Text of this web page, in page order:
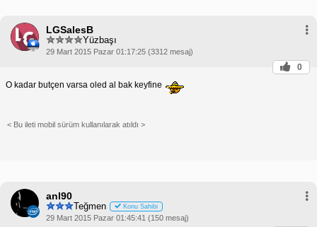
LGSalesB
Yüzbaşı
29 Mart 2015 Pazar 01:17:25 (3312 mesaj)
0
O kadar butçen varsa oled al bak keyfine
< Bu ileti mobil sürüm kullanılarak atıldı >
anl90
Teğmen Konu Sahibi
29 Mart 2015 Pazar 01:45:41 (150 mesaj)